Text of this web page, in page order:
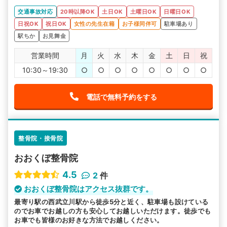
交通事故対応 20時以降OK 土日OK 土曜日OK
日曜日OK
日祝OK
祝日OK 女性の先生在籍 お子様同伴可
駐車場あり
駅ちか
お見舞金
営業時間 月 火 水 木 金 土 日
祝
10:30～19:30
○ ○ ○ ○ ○ ○ ○ ○
電話で無料予約をする
整骨院・接骨院
おおくぼ整骨院
4.5
2 件
おおくぼ整骨院はアクセス抜群です。
最寄り駅の西武立川駅から徒歩5分と近く、駐車場も設けている
のでお車でお越しの方も安心してお越しいただけます。徒歩でも
お車でも皆様のお好きな方法でお越しください。